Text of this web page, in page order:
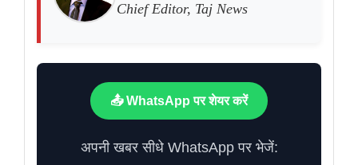
Chief Editor, Taj News
📤 WhatsApp पर शेयर करें
अपनी खबर सीधे WhatsApp पर भेजें: